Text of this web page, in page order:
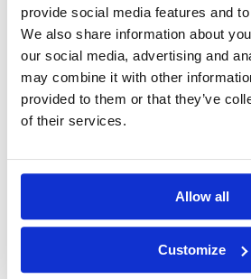
provide social media features and
We also share information about
our social media, advertising and
may combine it with other
provided to them or that they’ve
of their services.
Allow all
Customize
Verlies-, Rouw- & Stervensbegeleiding |
Geestelijk begeleider
Psychosociale Basiskennis (PSBK) |
Oriëntatieroute opleidingskeuze